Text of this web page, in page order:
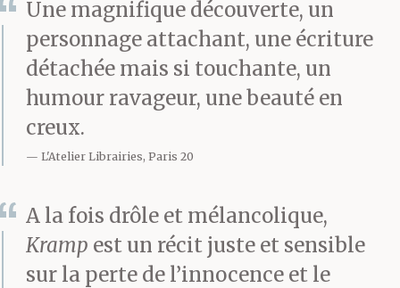
Une magnifique découverte, un
personnage attachant, une écriture
détachée mais si touchante, un
humour ravageur, une beauté en
creux.
L'Atelier Librairies, Paris 20
A la fois drôle et mélancolique,
Kramp est un récit juste et sensible
sur la perte de l’innocence et le